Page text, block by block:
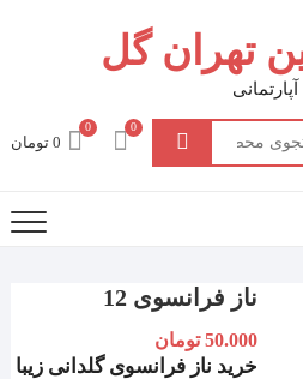
تهران گل
جستجو
برای:
0
0 تومان
0
ناز فرانسوی 12
50.000 تومان
خرید ناز فرانسوی گلدانی زیبا